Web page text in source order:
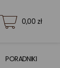
0,00 zł
PORADNIKI